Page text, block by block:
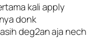
kali apply
donk
deg2an aja nech